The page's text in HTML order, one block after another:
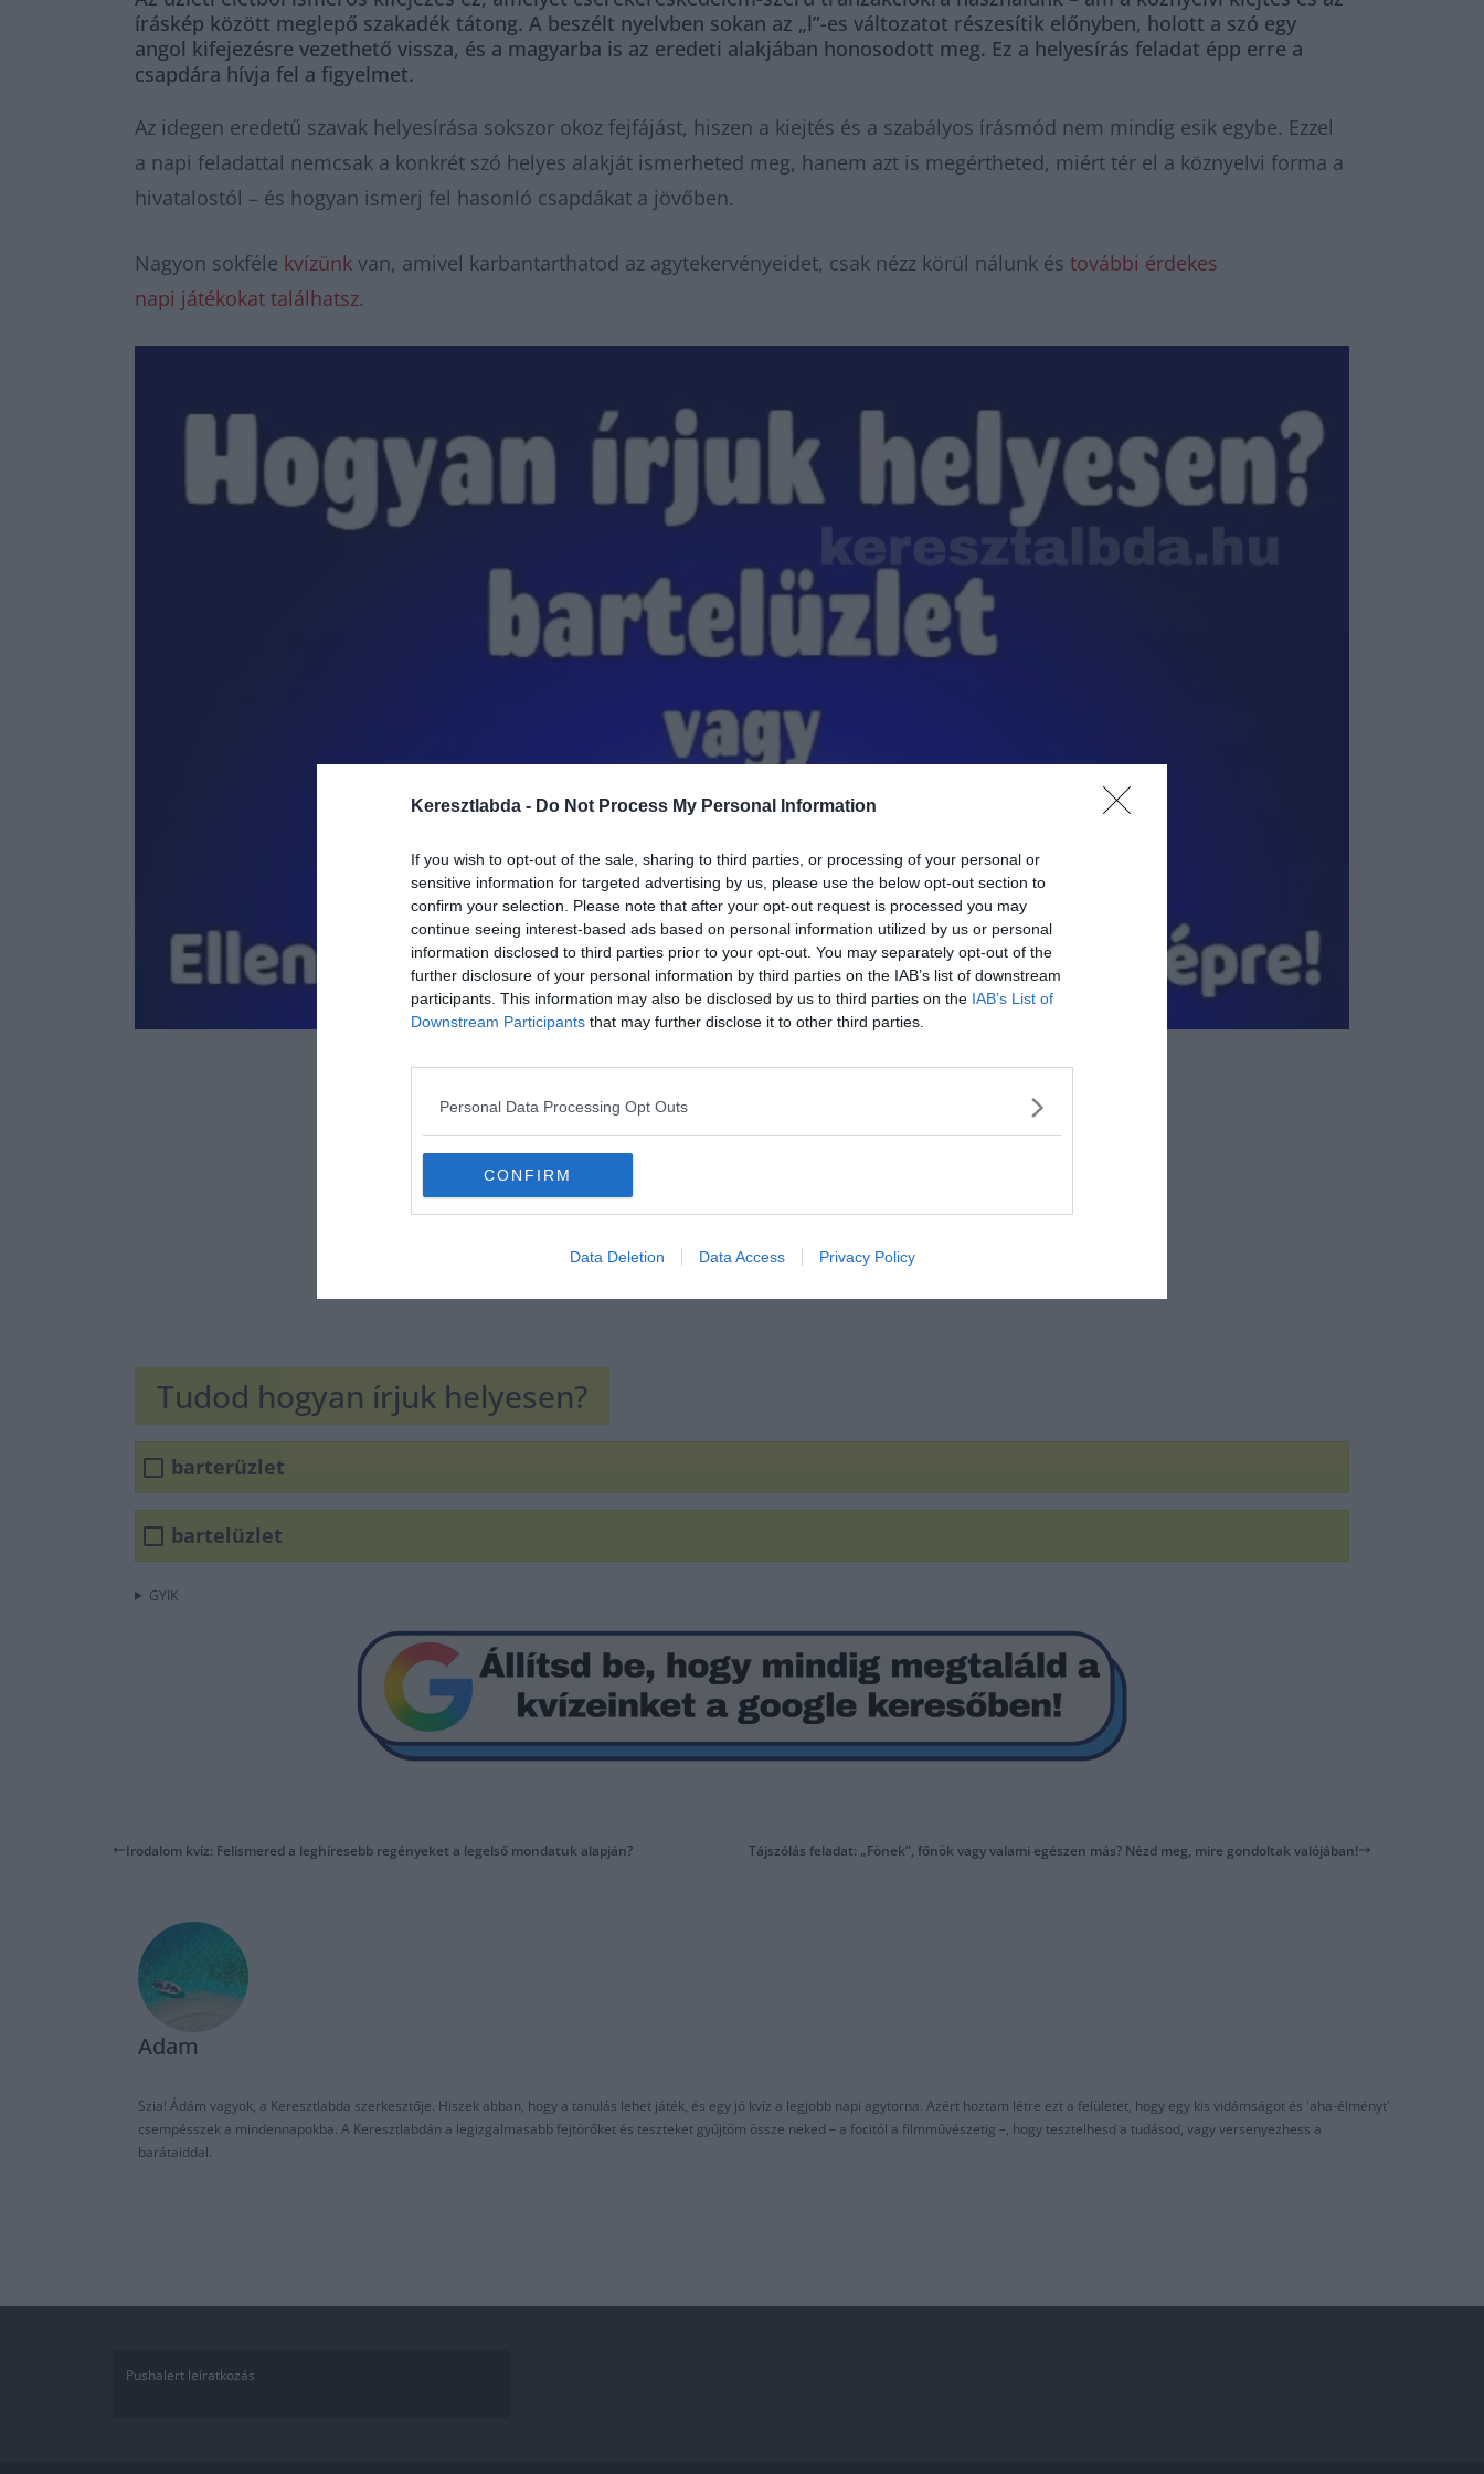
Keresztlabda - Do Not Process My Personal Information
If you wish to opt-out of the sale, sharing to third parties, or processing of your personal or
sensitive information for targeted advertising by us, please use the below opt-out section to
confirm your selection. Please note that after your opt-out request is processed you may
continue seeing interest-based ads based on personal information utilized by us or personal
information disclosed to third parties prior to your opt-out. You may separately opt-out of the
further disclosure of your personal information by third parties on the IAB’s list of downstream
participants. This information may also be disclosed by us to third parties on the IAB’s List of
Downstream Participants that may further disclose it to other third parties.
Personal Data Processing Opt Outs
CONFIRM
Data Deletion Data Access Privacy Policy
íráskép között meglepő szakadék tátong. A beszélt nyelvben sokan az „l”-es változatot részesítik előnyben, holott a szó egy
angol kifejezésre vezethető vissza, és a magyarba is az eredeti alakjában honosodott meg. Ez a helyesírás feladat épp erre a
csapdára hívja fel a figyelmet.
Az idegen eredetű szavak helyesírása sokszor okoz fejfájást, hiszen a kiejtés és a szabályos írásmód nem mindig esik egybe. Ezzel
a napi feladattal nemcsak a konkrét szó helyes alakját ismerheted meg, hanem azt is megértheted, miért tér el a köznyelvi forma a
hivatalostól – és hogyan ismerj fel hasonló csapdákat a jövőben.
Nagyon sokféle kvízünk van, amivel karbantarthatod az agytekervényeidet, csak nézz körül nálunk és további érdekes
napi játékokat találhatsz.
Tudod hogyan írjuk helyesen?
barterüzlet
bartelüzlet
GYIK
Irodalom kvíz: Felismered a leghíresebb regényeket a legelső mondatuk alapján? Tájszólás feladat: „Fönek”, főnök vagy valami egészen más? Nézd meg, mire gondoltak valójában!
Adam
Szia! Ádám vagyok, a Keresztlabda szerkesztője. Hiszek abban, hogy a tanulás lehet játék, és egy jó kvíz a legjobb napi agytorna. Azért hoztam létre ezt a felületet, hogy egy kis vidámságot és 'aha-élményt'
csempésszek a mindennapokba. A Keresztlabdán a legizgalmasabb fejtörőket és teszteket gyűjtöm össze neked – a focitól a filmművészetig –, hogy tesztelhesd a tudásod, vagy versenyezhess a
barátaiddal.
Pushalert leíratkozás